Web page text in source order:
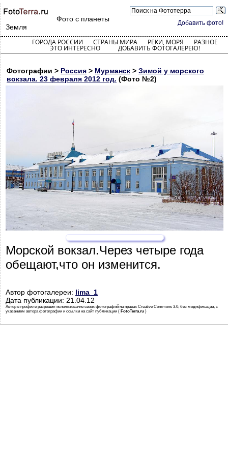
Добавить фото!
Фото с планеты
Земля
ГОРОДА РОССИИ СТРАНЫ МИРА РЕКИ, МОРЯ РАЗНОЕ
ЭТО ИНТЕРЕСНО ДОБАВИТЬ ФОТОГАЛЕРЕЮ!
Фотографии > Россия > Мурманск > Зимой у морского
вокзала. 23 февраля 2012 год. (Фото №2)
Морской вокзал.Через четыре года
обещают,что он изменится.
Автор фотогалереи: lima_1
Дата публикации: 21.04.12
Автор в профиле разрешил использование своих фотографий на правах Creative Commons 3.0, без модификации, с
указанием автора фотографии и ссылки на сайт публикации ( FotoTerra.ru )